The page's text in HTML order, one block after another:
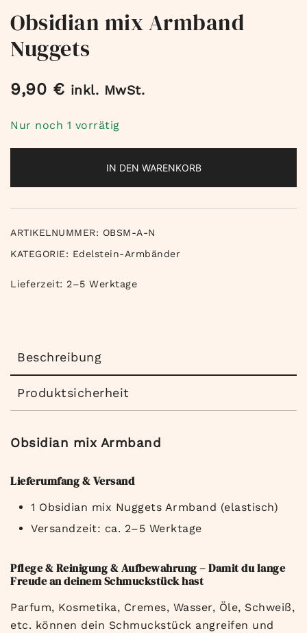
Obsidian mix Armband
Nuggets
9,90 € inkl. MwSt.
Nur noch 1 vorrätig
IN DEN WARENKORB
ARTIKELNUMMER: OBSM-A-N
KATEGORIE: Edelstein-Armbänder
Lieferzeit: 2–5 Werktage
Beschreibung
Produktsicherheit
Obsidian mix Armband
Lieferumfang & Versand
1 Obsidian mix Nuggets Armband (elastisch)
Versandzeit: ca. 2–5 Werktage
Pflege & Reinigung & Aufbewahrung – Damit du lange
Freude an deinem Schmuckstück hast
Parfum, Kosmetika, Cremes, Wasser, Öle, Schweiß,
etc. können dein Schmuckstück angreifen und